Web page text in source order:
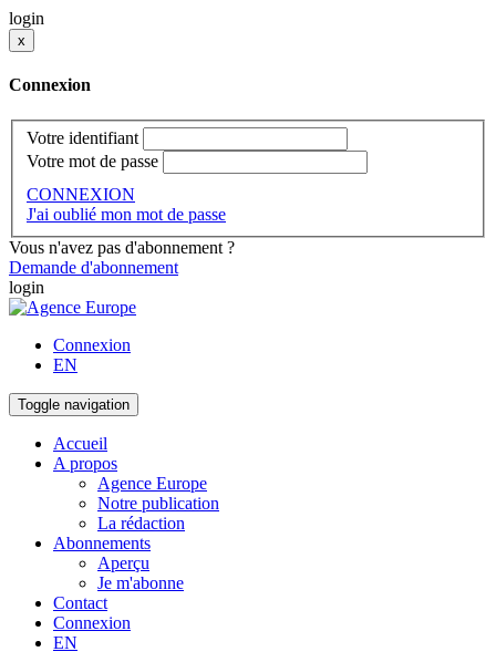
login
x
Connexion
Votre identifiant
Votre mot de passe
CONNEXION
J'ai oublié mon mot de passe
Vous n'avez pas d'abonnement ?
Demande d'abonnement
login
Connexion
EN
Toggle navigation
Accueil
A propos
Agence Europe
Notre publication
La rédaction
Abonnements
Aperçu
Je m'abonne
Contact
Connexion
EN